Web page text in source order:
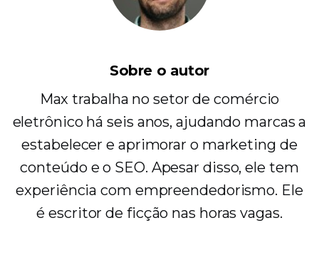
Sobre o autor
Max trabalha no setor de comércio
eletrônico há seis anos, ajudando marcas a
estabelecer e aprimorar o marketing de
conteúdo e o SEO. Apesar disso, ele tem
experiência com empreendedorismo. Ele
é escritor de ficção nas horas vagas.